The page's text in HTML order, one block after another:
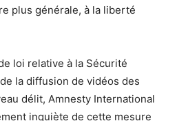
plus générale, à la liberté
loi relative à la Sécurité
la diffusion de vidéos des
délit, Amnesty International
inquiète de cette mesure